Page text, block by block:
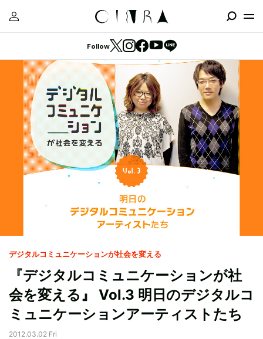
Follow
デジタルコミュニケーションが社会を変える
『デジタルコミュニケーションが社
会を変える』 Vol.3 明日のデジタルコ
ミュニケーションアーティストたち
2012.03.02 Fri